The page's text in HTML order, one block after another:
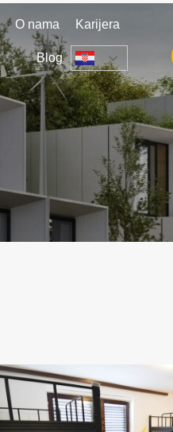
O nama Karijera
Blog